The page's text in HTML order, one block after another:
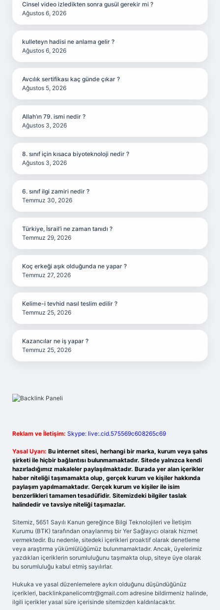
Cinsel video izledikten sonra gusül gerekir mi ?
Ağustos 6, 2026
kulleteyn hadisi ne anlama gelir ?
Ağustos 6, 2026
Avcılık sertifikası kaç günde çıkar ?
Ağustos 5, 2026
Allah’ın 79. ismi nedir ?
Ağustos 3, 2026
8. sınıf için kısaca biyoteknoloji nedir ?
Ağustos 3, 2026
6. sınıf ilgi zamiri nedir ?
Temmuz 30, 2026
Türkiye, İsrail’i ne zaman tanıdı ?
Temmuz 29, 2026
Koç erkeği aşık olduğunda ne yapar ?
Temmuz 27, 2026
Kelime-i tevhid nasıl teslim edilir ?
Temmuz 25, 2026
Kazancılar ne iş yapar ?
Temmuz 25, 2026
Reklam ve İletişim: Skype: live:.cid.575569c608265c69
Yasal Uyarı: Bu internet sitesi, herhangi bir marka, kurum veya şahıs
şirketi ile hiçbir bağlantısı bulunmamaktadır. Sitede yalnızca kendi
hazırladığımız makaleler paylaşılmaktadır. Burada yer alan içerikler
haber niteliği taşımamakta olup, gerçek kurum ve kişiler hakkında
paylaşım yapılmamaktadır. Gerçek kurum ve kişiler ile isim
benzerlikleri tamamen tesadüfidir. Sitemizdeki bilgiler taslak
halindedir ve tavsiye niteliği taşımazlar.
Sitemiz, 5651 Sayılı Kanun gereğince Bilgi Teknolojileri ve İletişim
Kurumu (BTK) tarafından onaylanmış bir Yer Sağlayıcı olarak hizmet
vermektedir. Bu nedenle, sitedeki içerikleri proaktif olarak denetleme
veya araştırma yükümlülüğümüz bulunmamaktadır. Ancak, üyelerimiz
yazdıkları içeriklerin sorumluluğunu taşımakta olup, siteye üye olarak
bu sorumluluğu kabul etmiş sayılırlar.
Hukuka ve yasal düzenlemelere aykırı olduğunu düşündüğünüz
içerikleri, backlinkpanelicomtr@gmail.com adresine bildirmeniz halinde,
ilgili içerikler yasal süre içerisinde sitemizden kaldırılacaktır.